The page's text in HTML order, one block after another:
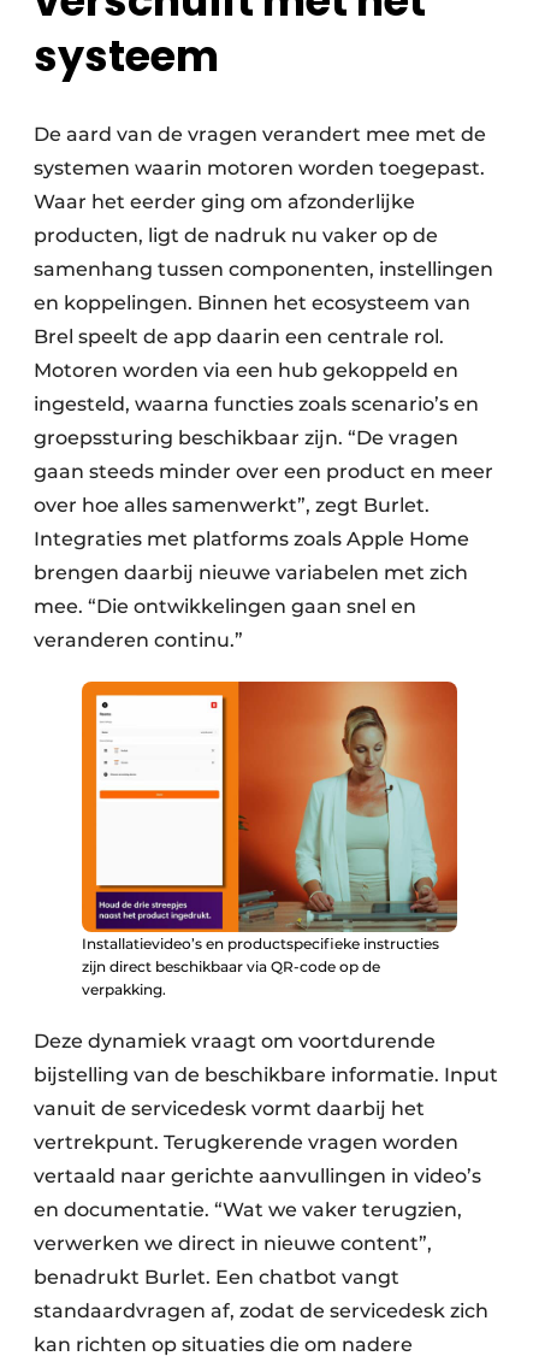
systeem
De aard van de vragen verandert mee met de
systemen waarin motoren worden toegepast.
Waar het eerder ging om afzonderlijke
producten, ligt de nadruk nu vaker op de
samenhang tussen componenten, instellingen
en koppelingen. Binnen het ecosysteem van
Brel speelt de app daarin een centrale rol.
Motoren worden via een hub gekoppeld en
ingesteld, waarna functies zoals scenario’s en
groepssturing beschikbaar zijn. “De vragen
gaan steeds minder over een product en meer
over hoe alles samenwerkt”, zegt Burlet.
Integraties met platforms zoals Apple Home
brengen daarbij nieuwe variabelen met zich
mee. “Die ontwikkelingen gaan snel en
veranderen continu.”
Installatievideo’s en productspecifieke instructies
zijn direct beschikbaar via QR-code op de
verpakking.
Deze dynamiek vraagt om voortdurende
bijstelling van de beschikbare informatie. Input
vanuit de servicedesk vormt daarbij het
vertrekpunt. Terugkerende vragen worden
vertaald naar gerichte aanvullingen in video’s
en documentatie. “Wat we vaker terugzien,
verwerken we direct in nieuwe content”,
benadrukt Burlet. Een chatbot vangt
standaardvragen af, zodat de servicedesk zich
kan richten op situaties die om nadere